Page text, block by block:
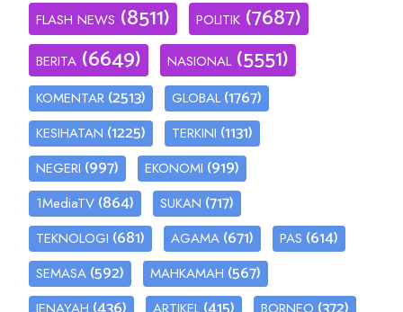
FLASH NEWS (8511) POLITIK (7687)
BERITA (6649) NASIONAL (5551)
KOMENTAR (2513) GLOBAL (1767)
KESIHATAN (1225) TERKINI (1131)
NEGERI (997) EKONOMI (919)
1MediaTV (864) SUKAN (717)
TEKNOLOGI (681) AGAMA (671) PAS (614)
SEMASA (592) MAHKAMAH (567)